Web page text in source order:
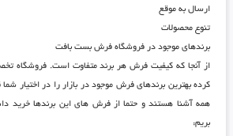
ارسال به موقع
تنوع محصولات
برندهای موجود در فروشگاه فرش بست بافت
از آنجا که کیفیت فرش هر برند متفاوت است.فروشگاه
کرده بهترین برندهای فرش موجود در بازار را در اختیار
همه آشنا هستند و حتما از فرش های این برندها خرید
بریم: